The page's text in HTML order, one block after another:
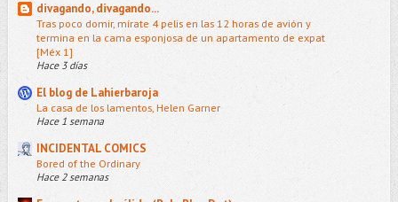
divagando, divagando...
Tras poco domir, mírate 4 pelis en las 12 horas de avión y
termina en la cama esponjosa de un apartamento de expat
[Méx 1]
Hace 3 días
El blog de Lahierbaroja
La casa de los lamentos, Helen Garner
Hace 1 semana
INCIDENTAL COMICS
Bored of the Ordinary
Hace 2 semanas